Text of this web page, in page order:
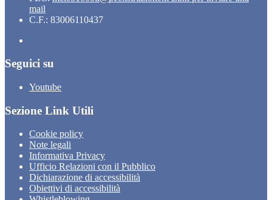
mail
C.F.: 83006110437
Seguici su
Youtube
Sezione Link Utili
Cookie policy
Note legali
Informativa Privacy
Ufficio Relazioni con il Pubblico
Dichiarazione di accessibilità
Obiettivi di accessibilità